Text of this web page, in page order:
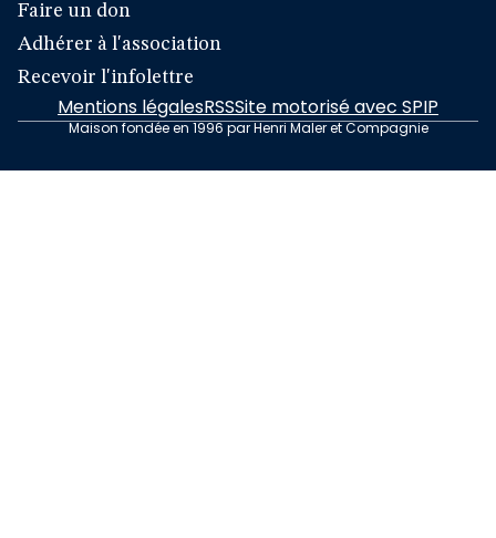
Faire un don
Adhérer à l'association
Recevoir l'infolettre
Mentions légalesRSSSite motorisé avec SPIP
Maison fondée en 1996 par Henri Maler et Compagnie